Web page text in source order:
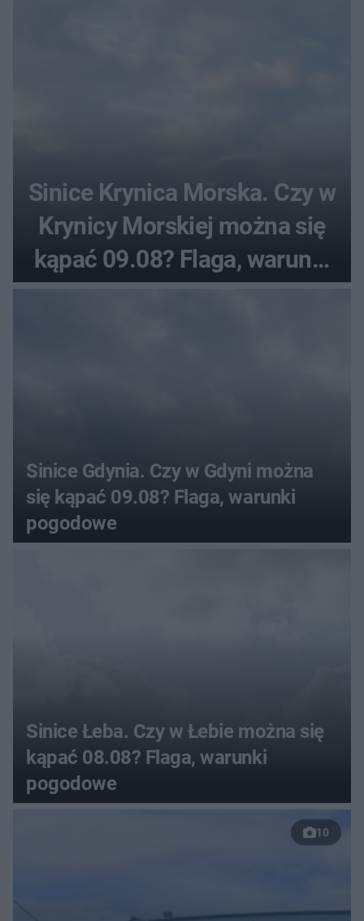
Sinice Krynica Morska. Czy w
Krynicy Morskiej można się
kąpać 09.08? Flaga, warunki
Sinice Gdynia. Czy w Gdyni można
się kąpać 09.08? Flaga, warunki
pogodowe
Sinice Łeba. Czy w Łebie można się
kąpać 08.08? Flaga, warunki
pogodowe
10